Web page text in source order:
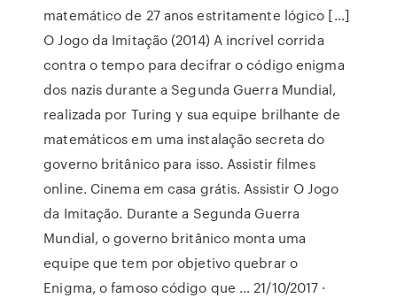
matemático de 27 anos estritamente lógico […]
O Jogo da Imitação (2014) A incrível corrida
contra o tempo para decifrar o código enigma
dos nazis durante a Segunda Guerra Mundial,
realizada por Turing y sua equipe brilhante de
matemáticos em uma instalação secreta do
governo britânico para isso. Assistir filmes
online. Cinema em casa grátis. Assistir O Jogo
da Imitação. Durante a Segunda Guerra
Mundial, o governo britânico monta uma
equipe que tem por objetivo quebrar o
Enigma, o famoso código que … 21/10/2017 ·